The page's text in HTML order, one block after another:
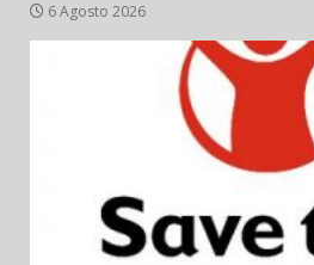
6 Agosto 2026